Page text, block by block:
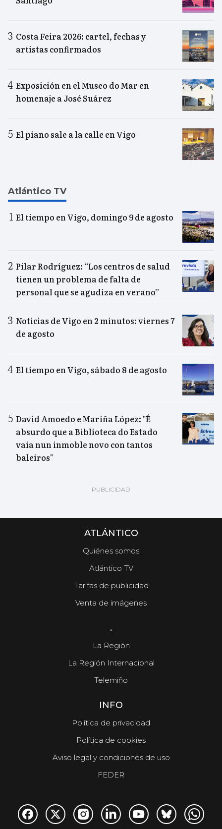
Costa Feira 2026: cartel, fechas y
artistas confirmados
Exposición en el Museo do Mar en
homenaje a José Suárez
El piano sale a la calle en Vigo
Atlántico TV
El tiempo en Vigo, domingo 9 de agosto
Pilar Rodríguez: “Los centros de salud
tienen un problema de falta de
personal que se agudiza en verano”
Noticias de Vigo en 2 minutos: viernes 7
de agosto
El tiempo en Vigo, sábado 8 de agosto
David Amoedo e Mariña López: "É
absurdo que a Biblioteca do Estado
vaia nun inmoble novo con tantos
baleiros"
ATLÁNTICO
Quiénes somos
Atlántico TV
Tarifas de publicidad
Venta de imágenes
.
La Región
La Región Internacional
Telemiño
INFO
Política de privacidad
Política de cookies
Aviso legal y condiciones de uso
FEDER